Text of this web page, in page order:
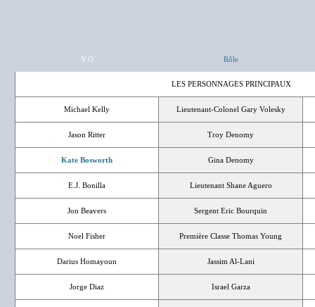
V.O Rôle
LES PERSONNAGES PRINCIPAUX
Michael Kelly Lieutenant-Colonel Gary Volesky
Jason Ritter Troy Denomy
Kate Bosworth Gina Denomy
E.J. Bonilla Lieutenant Shane Aguero
Jon Beavers Sergent Eric Bourquin
Noel Fisher Première Classe Thomas Young
Darius Homayoun Jassim Al-Lani
Jorge Diaz Israel Garza